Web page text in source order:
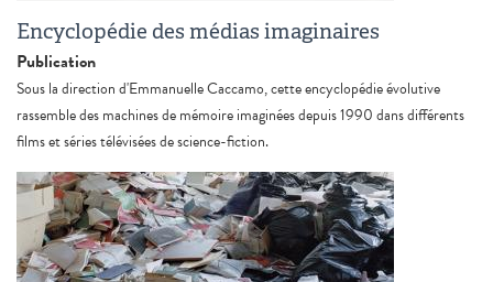
Encyclopédie des médias imaginaires
Publication
Sous la direction d'Emmanuelle Caccamo, cette encyclopédie évolutive
rassemble des machines de mémoire imaginées depuis 1990 dans différents
films et séries télévisées de science-fiction.